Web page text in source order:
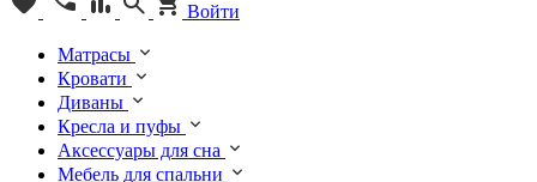
Войти
Матрасы
Кровати
Диваны
Кресла и пуфы
Аксессуары для сна
Мебель для спальни